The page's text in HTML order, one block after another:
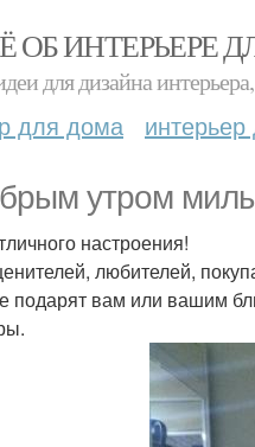
ОБ ИНТЕРЬЕРЕ
для дизайна
для дома
утром
настроения!
любителей,
подарят вам или вашим